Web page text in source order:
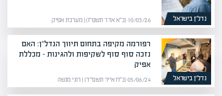
נדל”ן בישראל 10/03/26 (כ״א אדר תשפ״ו) | מערכת אפיק
נדל”ן בישראל
רפורמה מקיפה בתחום תיווך הנדל"ן: האם
נזכה סוף סוף לשקיפות ולהגינות – מכללת
אפיק
05/06/24 (כ״ח אייר תשפ״ד) | רוני מנשה